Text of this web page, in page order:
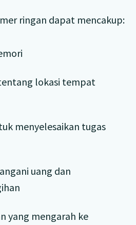
ringan dapat mencakup:
lokasi tempat
menyelesaikan tugas
uang dan
yang mengarah ke